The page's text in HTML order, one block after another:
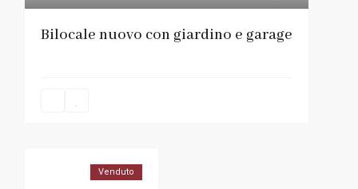
Bilocale nuovo con giardino e garage
Venduto